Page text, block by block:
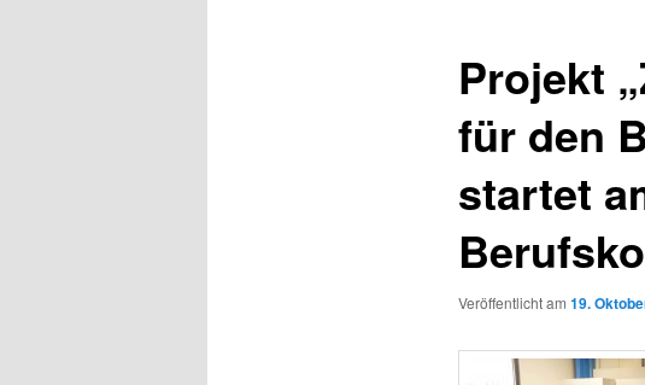
Projekt
für den
startet
Veröffentlicht am 19.